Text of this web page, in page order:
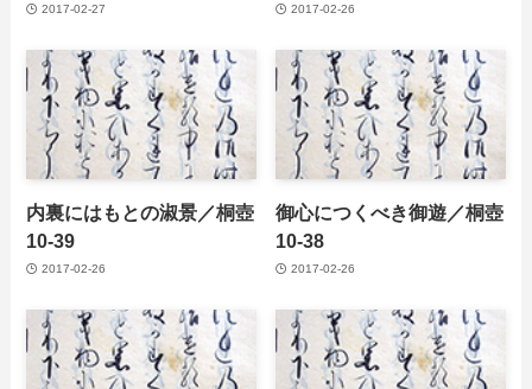
2017-02-27 2017-02-26
内裏にはもとの淑景／桐壺
10-39
2017-02-26
御心につくべき御遊／桐壺
10-38
2017-02-26